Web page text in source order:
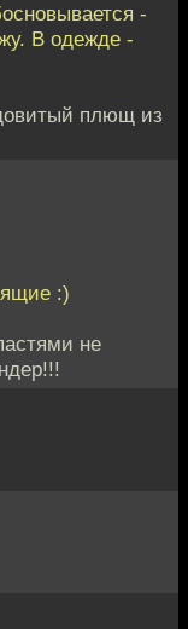
-
В одежде -
плющ из
:)
не